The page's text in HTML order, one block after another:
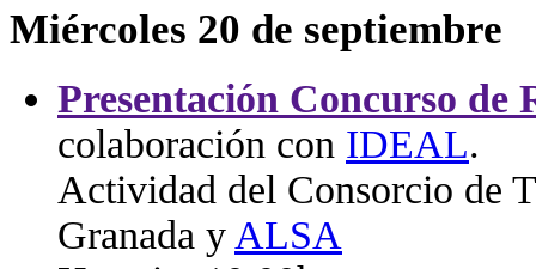
Miércoles 20 de septiembre
Presentación Concurso de
colaboración con IDEAL.
Actividad del Consorcio de
Granada y ALSA